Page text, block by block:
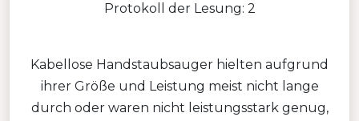
Protokoll der Lesung: 2
Kabellose Handstaubsauger hielten aufgrund
ihrer Größe und Leistung meist nicht lange
durch oder waren nicht leistungsstark genug,